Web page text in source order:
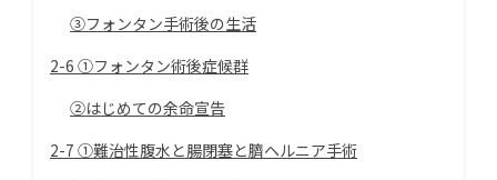
③フォンタン手術後の生活
2-6 ①フォンタン術後症候群
②はじめての余命宣告
2-7 ①難治性腹水と腸閉塞と臍ヘルニア手術